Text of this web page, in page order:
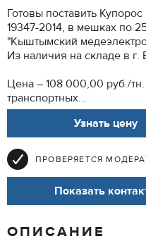
Готовы поставить
19347-2014, в мешках по
"Кыштымский
Из наличия на складе в г.
Цена – 108 000,00 руб./
транспортных...
Узнать цену
ПРОВЕРЯЕТСЯ
Показать
ОПИСАНИЕ